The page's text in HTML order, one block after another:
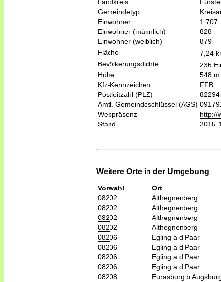
Landkreis
Gemeindetyp
Einwohner
1.707
Einwohner (männlich)
828
Einwohner (weiblich)
879
Fläche
7,24
Bevölkerungsdichte
236
Höhe
548 m
Kfz-Kennzeichen
FFB
Postleitzahl (PLZ)
82294
Amtl. Gemeindeschlüssel (AGS)
Webpräsenz
http://
Stand
2015-
Weitere Orte in der Umgebung
Vorwahl
Ort
08202
Althegnenberg
08202
Althegnenberg
08202
Althegnenberg
08202
Althegnenberg
08206
Egling a d Paar
08206
Egling a d Paar
08206
Egling a d Paar
08206
Egling a d Paar
08208
Eurasburg b